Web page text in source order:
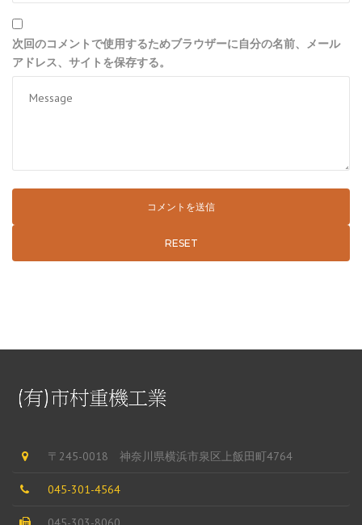
次回のコメントで使用するためブラウザーに自分の名前、メール
アドレス、サイトを保存する。
RESET
〒245-0018 神奈川県横浜市泉区上飯田町4764
045-301-4564